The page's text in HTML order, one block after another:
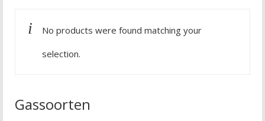
No products were found matching your
selection.
Gassoorten